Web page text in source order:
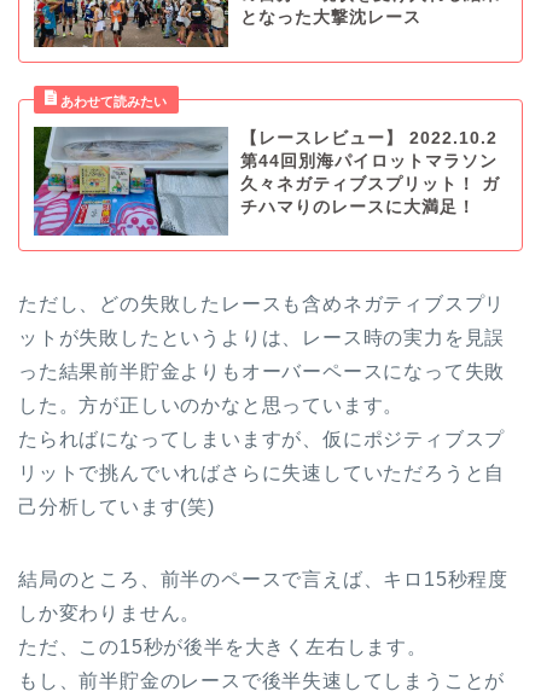
となった大撃沈レース
【レースレビュー】 2022.10.2
第44回別海パイロットマラソン
久々ネガティブスプリット！ ガ
チハマりのレースに大満足！
ただし、どの失敗したレースも含めネガティブスプリ
ットが失敗したというよりは、レース時の実力を見誤
った結果前半貯金よりもオーバーペースになって失敗
した。方が正しいのかなと思っています。
たらればになってしまいますが、仮にポジティブスプ
リットで挑んでいればさらに失速していただろうと自
己分析しています(笑)
結局のところ、前半のペースで言えば、キロ15秒程度
しか変わりません。
ただ、この15秒が後半を大きく左右します。
もし、前半貯金のレースで後半失速してしまうことが